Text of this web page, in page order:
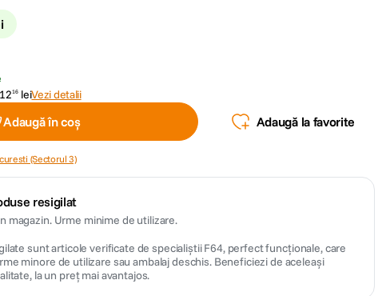
1216 leiVezi detalii
Adaugă în coș Adaugă la favorite
(Sectorul 3)
resigilat
magazin. Urme minime de utilizare.
sunt articole verificate de specialiștii F64, perfect funcționale, care
minore de utilizare sau ambalaj deschis. Beneficiezi de aceleași
la un preț mai avantajos.